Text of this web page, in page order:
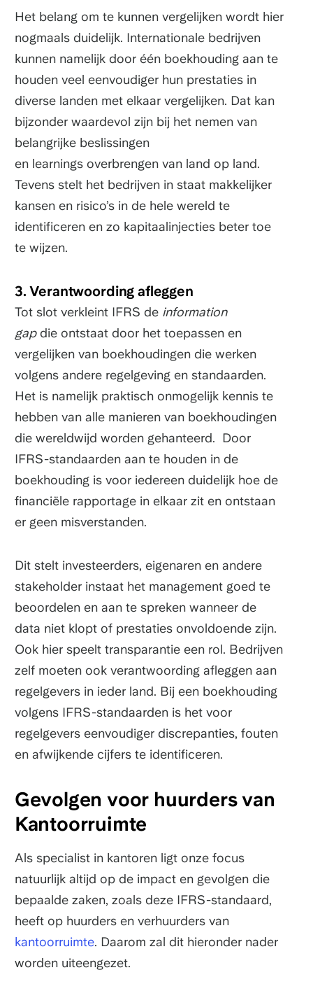
Het belang om te kunnen vergelijken wordt hier
nogmaals duidelijk. Internationale bedrijven
kunnen namelijk door één boekhouding aan te
houden veel eenvoudiger hun prestaties in
diverse landen met elkaar vergelijken. Dat kan
bijzonder waardevol zijn bij het nemen van
belangrijke beslissingen
en learnings overbrengen van land op land.
Tevens stelt het bedrijven in staat makkelijker
kansen en risico’s in de hele wereld te
identificeren en zo kapitaalinjecties beter toe
te wijzen.
3. Verantwoording afleggen
Tot slot verkleint IFRS de information
gapdie ontstaat door het toepassen en
vergelijken van boekhoudingen die werken
volgens andere regelgeving en standaarden.
Het is namelijk praktisch onmogelijk kennis te
hebben van alle manieren van boekhoudingen
die wereldwijd worden gehanteerd. Door
IFRS-standaarden aan te houden in de
boekhouding is voor iedereen duidelijk hoe de
financiële rapportage in elkaar zit en ontstaan
er geen misverstanden.
Dit stelt investeerders, eigenaren en andere
stakeholder instaat het management goed te
beoordelen en aan te spreken wanneer de
data niet klopt of prestaties onvoldoende zijn.
Ook hier speelt transparantie een rol. Bedrijven
zelf moeten ook verantwoording afleggen aan
regelgevers in ieder land. Bij een boekhouding
volgens IFRS-standaarden is het voor
regelgevers eenvoudiger discrepanties, fouten
en afwijkende cijfers te identificeren.
Gevolgen voor huurders van
Kantoorruimte
Als specialist in kantoren ligt onze focus
natuurlijk altijd op de impact en gevolgen die
bepaalde zaken, zoals deze IFRS-standaard,
heeft op huurders en verhuurders van
kantoorruimte. Daarom zal dit hieronder nader
worden uiteengezet.